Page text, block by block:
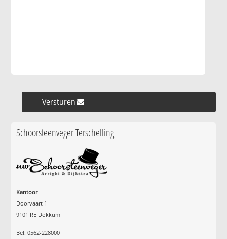
Versturen »
Schoorsteenveger Terschelling
Kantoor
Doorvaart 1
9101 RE Dokkum
Bel: 0562-228000